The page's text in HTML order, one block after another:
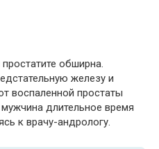
обширна.
железу и
воспаленной простаты
длительное время
к врачу-андрологу.